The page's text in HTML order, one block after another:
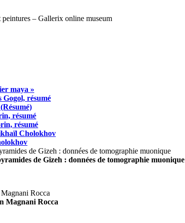
maya »
Gogol, résumé
résumé
résumé
Cholokhov
de Gizeh : données de tomographie muonique
Magnani Rocca